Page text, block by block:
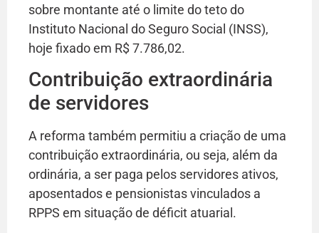
sobre montante até o limite do teto do
Instituto Nacional do Seguro Social (INSS),
hoje fixado em R$ 7.786,02.
Contribuição extraordinária
de servidores
A reforma também permitiu a criação de uma
contribuição extraordinária, ou seja, além da
ordinária, a ser paga pelos servidores ativos,
aposentados e pensionistas vinculados a
RPPS em situação de déficit atuarial.